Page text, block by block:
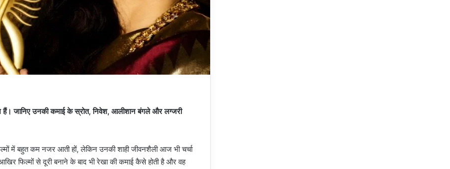
हैं। जानिए उनकी कमाई के स्रोत, निवेश, आलीशान बंगले और लग्जरी
में बहुत कम नजर आती हों, लेकिन उनकी शाही जीवनशैली आज भी चर्चा
फिल्मों से दूरी बनाने के बाद भी रेखा की कमाई कैसे होती है और वह